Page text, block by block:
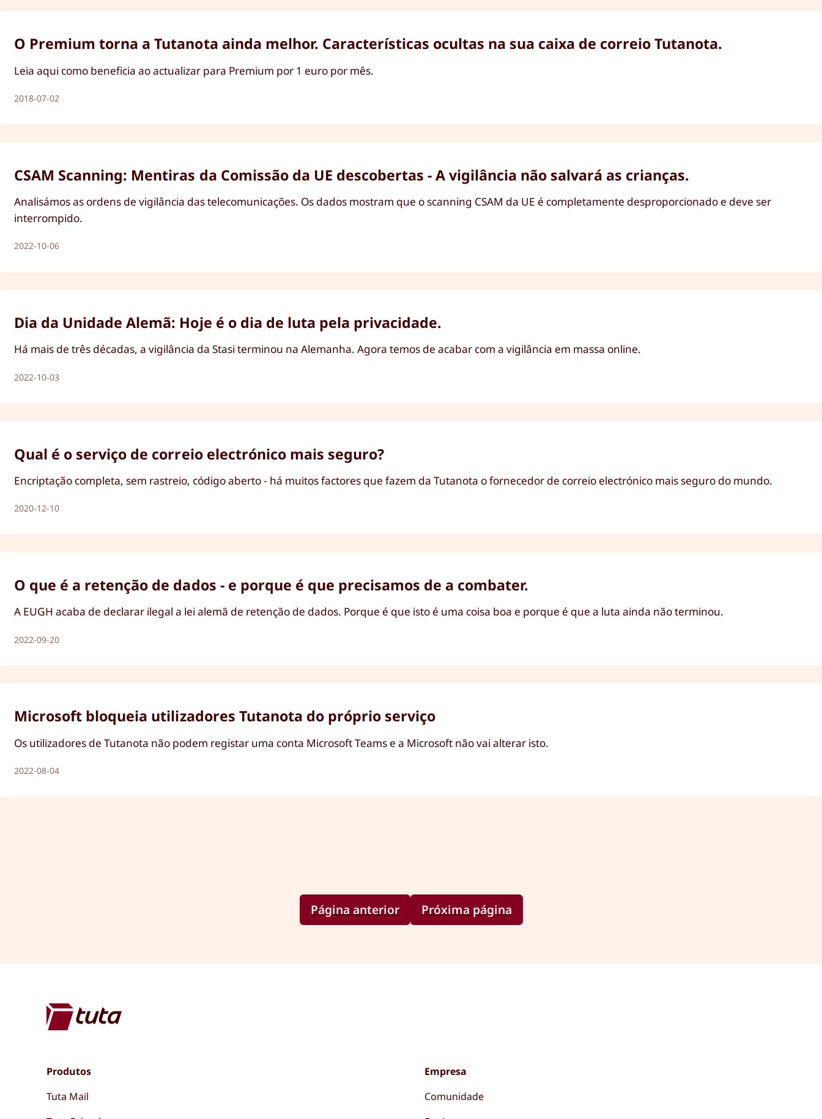
O Premium torna a Tutanota ainda melhor. Características ocultas na sua caixa de correio Tutanota.
Leia aqui como beneficia ao actualizar para Premium por 1 euro por mês.
2018-07-02
CSAM Scanning: Mentiras da Comissão da UE descobertas - A vigilância não salvará as crianças.
Analisámos as ordens de vigilância das telecomunicações. Os dados mostram que o scanning CSAM da UE é completamente desproporcionado e deve ser
interrompido.
2022-10-06
Dia da Unidade Alemã: Hoje é o dia de luta pela privacidade.
Há mais de três décadas, a vigilância da Stasi terminou na Alemanha. Agora temos de acabar com a vigilância em massa online.
2022-10-03
Qual é o serviço de correio electrónico mais seguro?
Encriptação completa, sem rastreio, código aberto - há muitos factores que fazem da Tutanota o fornecedor de correio electrónico mais seguro do mundo.
2020-12-10
O que é a retenção de dados - e porque é que precisamos de a combater.
A EUGH acaba de declarar ilegal a lei alemã de retenção de dados. Porque é que isto é uma coisa boa e porque é que a luta ainda não terminou.
2022-09-20
Microsoft bloqueia utilizadores Tutanota do próprio serviço
Os utilizadores de Tutanota não podem registar uma conta Microsoft Teams e a Microsoft não vai alterar isto.
2022-08-04
Página anterior Próxima página
Produtos
Tuta Mail
Empresa
Comunidade